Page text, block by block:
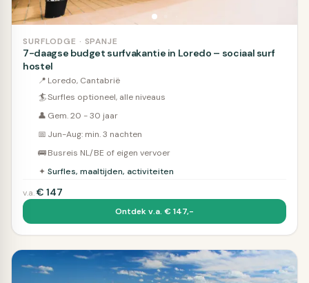
SURFLODGE · SPANJE
7-daagse budget surfvakantie in Loredo – sociaal surf
hostel
📍 Loredo, Cantabrië
🏄Surfles optioneel, alle niveaus
👤 Gem. 20 - 30 jaar
📅 Jun-Aug: min. 3 nachten
🚌Busreis NL/BE of eigen vervoer
✦ Surfles, maaltijden, activiteiten
v.a.€ 147
Ontdek v.a. € 147,-